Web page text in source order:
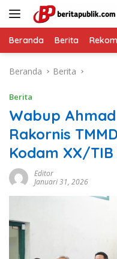
Beranda Berita
Beranda Berita
Berita
Wabup
Rakornis
Kodam XX/
Editor
Januari 31, 2026